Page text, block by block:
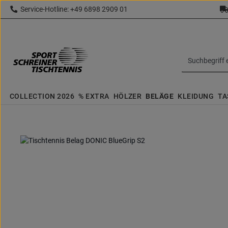
Hauptinhalt springen
Zur Suche springen
Zur Hauptnavigation springen
Service-Hotline: +49 6898 2909 01
COLLECTION 2026 % EXTRA HÖLZER BELÄGE KLEIDUNG
Bildergalerie überspringen